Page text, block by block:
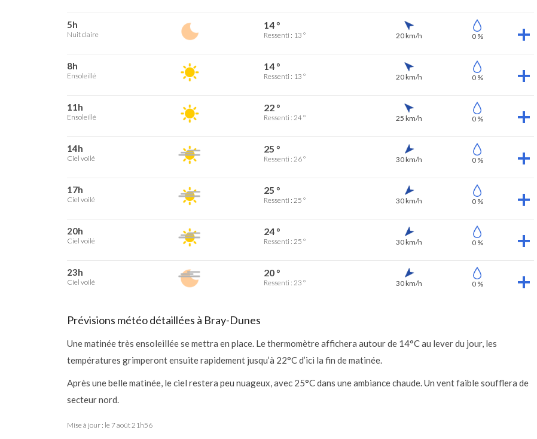
5h
Nuit claire
14 °
Ressenti : 13 ° 20 km/h 0 %
8h
Ensoleillé
14 °
Ressenti : 13 ° 20 km/h 0 %
11h
Ensoleillé
22 °
Ressenti : 24 ° 25 km/h 0 %
14h
Ciel voilé
25 °
Ressenti : 26 ° 30 km/h 0 %
17h
Ciel voilé
25 °
Ressenti : 25 ° 30 km/h 0 %
20h
Ciel voilé
24 °
Ressenti : 25 ° 30 km/h 0 %
23h
Ciel voilé
20 °
Ressenti : 23 ° 30 km/h 0 %
Prévisions météo détaillées à Bray-Dunes
Une matinée très ensoleillée se mettra en place. Le thermomètre affichera autour de 14°C au lever du jour, les
températures grimperont ensuite rapidement jusqu’à 22°C d’ici la fin de matinée.
Après une belle matinée, le ciel restera peu nuageux, avec 25°C dans une ambiance chaude. Un vent faible soufflera de
secteur nord.
Mise à jour : le 7 août 21h56